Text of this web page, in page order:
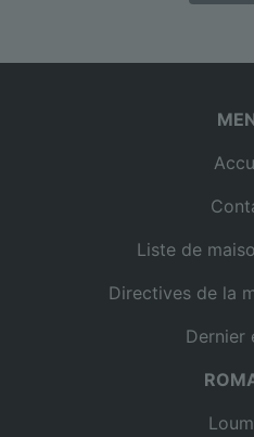
Liste de
Directives de la
Dernier